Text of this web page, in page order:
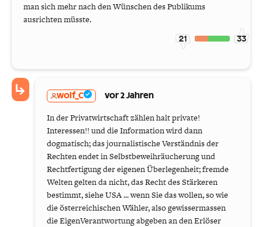
man sich mehr nach den Wünschen des Publikums
ausrichten müsste.
21 33
wolf_C vor 2 Jahren
In der Privatwirtschaft zählen halt private!
Interessen!! und die Information wird dann
dogmatisch; das journalistische Verständnis der
Rechten endet in Selbstbeweihräucherung und
Rechtfertigung der eigenen Überlegenheit; fremde
Welten gelten da nicht, das Recht des Stärkeren
bestimmt, siehe USA ... wenn Sie das wollen, so wie
die österreichischen Wähler, also gewissermassen
die EigenVerantwortung abgeben an den Erlöser